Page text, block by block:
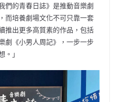
們的青春日誌》是推動音樂劇
而培養劇場文化不可只靠一套
推出更多高質素的作品，包括
劇《小男人周記》，一步一步
」